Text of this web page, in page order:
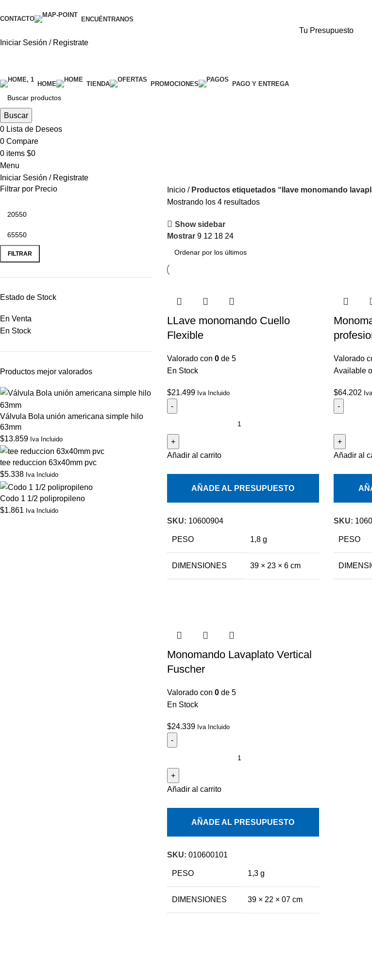
CONTACTO ENCUÉNTRANOS
Tu Presupuesto
Iniciar Sesión / Registrate
HOME TIENDA PROMOCIONES PAGO Y ENTREGA
Buscar
0 Lista de Deseos
0 Compare
0 items $0
Menu
Iniciar Sesión / Registrate
Filtrar por Precio
FILTRAR
Estado de Stock
En Venta
En Stock
Productos mejor valorados
Válvula Bola unión americana simple hilo
63mm
$13.859 Iva Incluido
tee reduccion 63x40mm pvc
$5.338 Iva Incluido
Codo 1 1/2 polipropileno
$1.861 Iva Incluido
Inicio
Productos etiquetados “llave monomando
Mostrando los 4 resultados
Show sidebar
Mostrar 9 12 18 24
LLave monomando Cuello
Flexible
Valorado con 0de 5
En Stock
$21.499 Iva Incluido
Añadir al carrito
AÑADE AL PRESUPUESTO
SKU: 10600904
PESO 1,8 g
DIMENSIONES 39 × 23 × 6 cm
Valorado
Available
$64.202
Añadir al
SKU:
PESO
Monomando Lavaplato Vertical
Fuscher
Valorado con 0de 5
En Stock
$24.339 Iva Incluido
Añadir al carrito
AÑADE AL PRESUPUESTO
SKU: 010600101
PESO 1,3 g
DIMENSIONES 39 × 22 × 07 cm